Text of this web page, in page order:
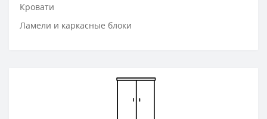
Кровати
Ламели и каркасные блоки